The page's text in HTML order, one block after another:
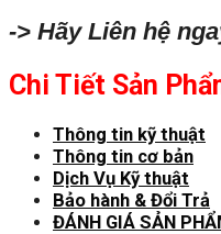
-> Hãy Liên hệ
Chi Tiết Sản
Thông tin kỹ thuật
Thông tin cơ bản
Dịch Vụ Kỹ thuật
Bảo hành & Đổi Trả
ĐÁNH GIÁ SẢN